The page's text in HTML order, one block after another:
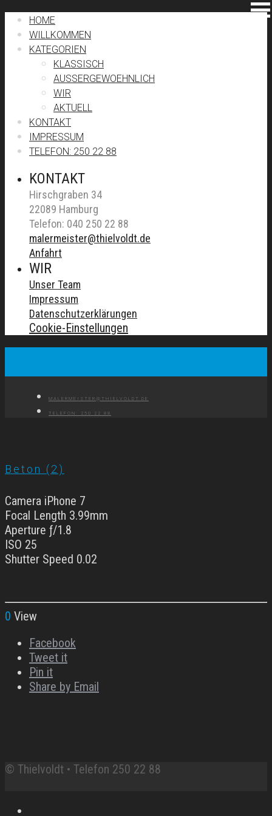
HOME
WILLKOMMEN
KATEGORIEN
KLASSISCH
AUSSERGEWOEHNLICH
WIR
AKTUELL
KONTAKT
IMPRESSUM
TELEFON: 250 22 88
KONTAKT
Hirschgraben 34
22089 Hamburg
Telefon: 040 250 22 88
malermeister@thielvoldt.de
Anfahrt
WIR
Unser Team
Impressum
Datenschutzerklärungen
Cookie-Einstellungen
MALERMEISTER@THIELVOLDT.DE
TELEFON: 250 22 88
Beton (2)
Camera iPhone 7
Focal Length 3.99mm
Aperture ƒ/1.8
ISO 25
Shutter Speed 0.02
0 View
Facebook
Tweet it
Pin it
Share by Email
© Thielvoldt • Telefon 250 22 88